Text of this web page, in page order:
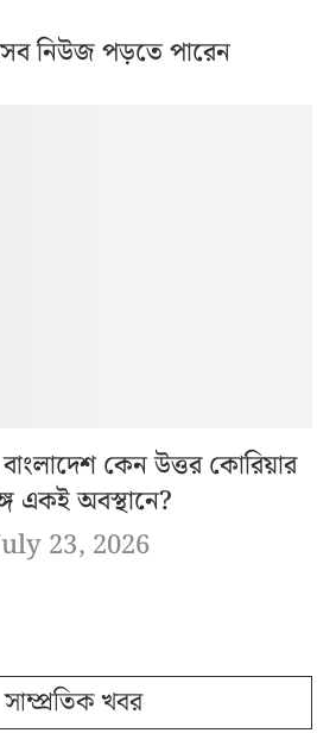
নিউজ পড়তে পারেন
কেন উত্তর কোরিয়ার
একই অবস্থানে?
23, 2026
সাম্প্রতিক খবর